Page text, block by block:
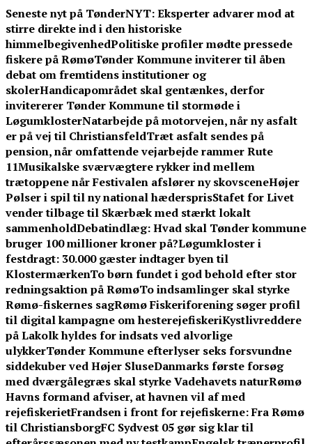
Skip
to
content
Seneste nyt på TønderNYT:Eksperter advarer mod at
stirre direkte ind i den historiske
himmelbegivenhedPolitiske profiler mødte pressede
fiskere på RømøTønder Kommune inviterer til åben
debat om fremtidens institutioner og
skolerHandicapområdet skal gentænkes, derfor
invitererer Tønder Kommune til stormøde i
LøgumklosterNatarbejde på motorvejen, når ny asfalt
er på vej til ChristiansfeldTræt asfalt sendes på
pension, når omfattende vejarbejde rammer Rute
11Musikalske sværvægtere rykker ind mellem
trætoppene når Festivalen afslører ny skovsceneHøjer
Pølser i spil til ny national hædersprisStafet for Livet
vender tilbage til Skærbæk med stærkt lokalt
sammenholdDebatindlæg: Hvad skal Tønder kommune
bruger 100 millioner kroner på?Løgumkloster i
festdragt: 30.000 gæster indtager byen til
KlostermærkenTo børn fundet i god behold efter stor
redningsaktion på RømøTo indsamlinger skal styrke
Rømø-fiskernes sagRømø Fiskeriforening søger profil
til digital kampagne om hesterejefiskeriKystlivreddere
på Lakolk hyldes for indsats ved alvorlige
ulykkerTønder Kommune efterlyser seks forsvundne
siddekuber ved Højer SluseDanmarks første forsøg
med dværgålegræs skal styrke Vadehavets naturRømø
Havns formand afviser, at havnen vil af med
rejefiskerietFrandsen i front for rejefiskerne: Fra Rømø
til ChristiansborgFC Sydvest 05 gør sig klar til